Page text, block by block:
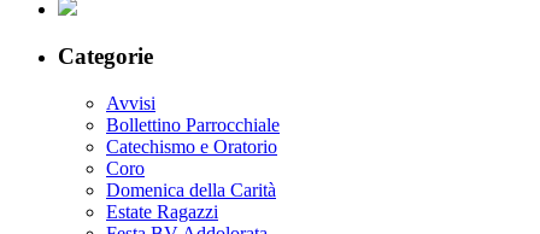
Categorie
Avvisi
Bollettino Parrocchiale
Catechismo e Oratorio
Coro
Domenica della Carità
Estate Ragazzi